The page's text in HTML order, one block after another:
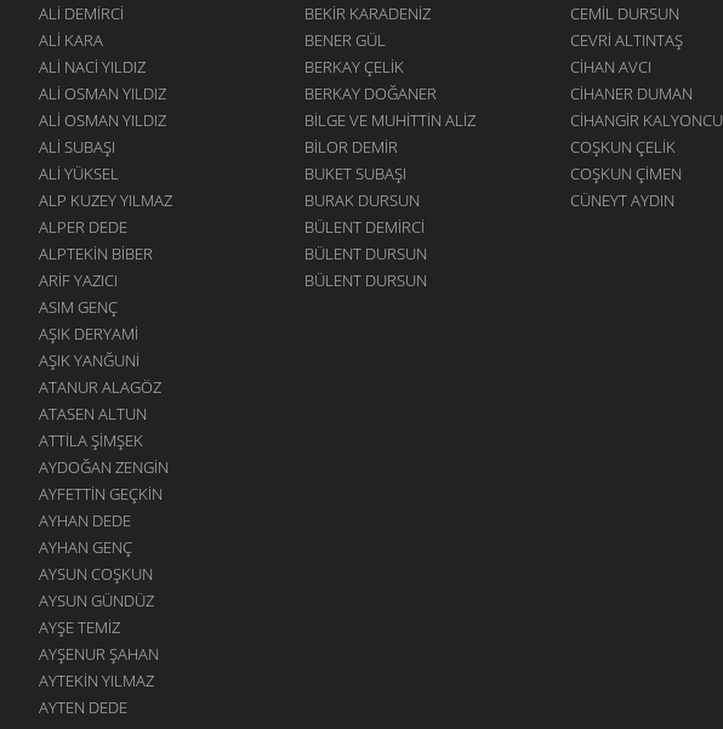
ALI DEMIRCI
ALI KARA
ALI NACI YILDIZ
ALI OSMAN YILDIZ
ALI OSMAN YILDIZ
ALI SUBAŞI
ALI YÜKSEL
ALP KUZEY YILMAZ
ALPER DEDE
ALPTEKIN BIBER
ARIF YAZICI
ASIM GENÇ
AŞIK DERYAMI
AŞIK YANĞUNI
ATANUR ALAGÖZ
ATASEN ALTUN
ATTILA ŞIMŞEK
AYDOĞAN ZENGIN
AYFETTIN GEÇKIN
AYHAN DEDE
AYHAN GENÇ
AYSUN COŞKUN
AYSUN GÜNDÜZ
AYŞE TEMIZ
AYŞENUR ŞAHAN
AYTEKIN YILMAZ
AYTEN DEDE
BEKIR KARADENIZ
BENER GÜL
BERKAY ÇELIK
BERKAY DOĞANER
BILGE VE MUHITTIN ALIZ
BILOR DEMIR
BUKET SUBAŞI
BURAK DURSUN
BÜLENT DEMIRCI
BÜLENT DURSUN
BÜLENT DURSUN
CEMIL DURSUN
CEVRI ALTINTAŞ
CIHAN AVCI
CIHANER DUMAN
CIHANGIR KALYONCU
COŞKUN ÇELIK
COŞKUN ÇIMEN
CÜNEYT AYDIN